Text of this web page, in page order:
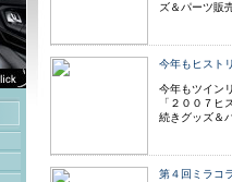
ズ＆パーツ販
今年もヒスト
今年もツイン
「２００７
続きグッズ＆
第４回ミラコ